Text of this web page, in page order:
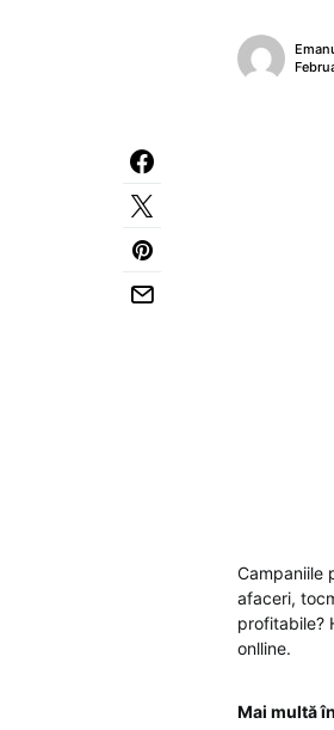
Campaniile
afaceri,
profitabile?
onlline.
Mai multă